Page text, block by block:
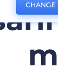
CHANGE